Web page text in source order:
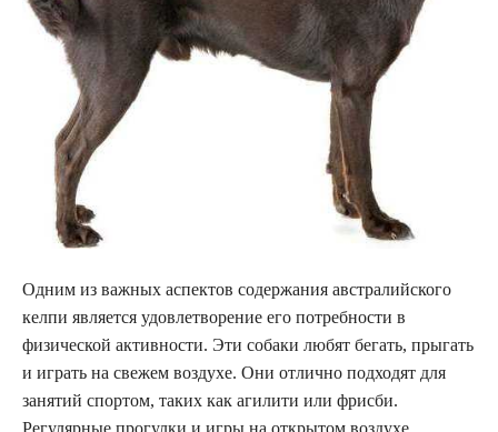
Одним из важных аспектов содержания австралийского
келпи является удовлетворение его потребности в
физической активности. Эти собаки любят бегать, прыгать
и играть на свежем воздухе. Они отлично подходят для
занятий спортом, таких как агилити или фрисби.
Регулярные прогулки и игры на открытом воздухе